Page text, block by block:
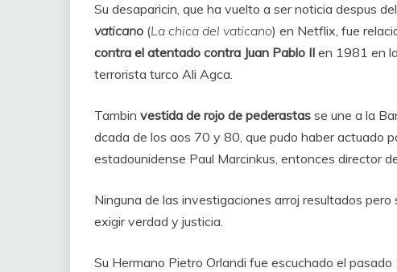
Su desaparicin, que ha vuelto a ser noticia despus del
vaticano (La chica del vaticano) en Netflix, fue
contra el atentado contra Juan Pablo II en 1981 en
terrorista turco Ali Agca.
Tambin vestida de rojo de pederastas se une a la
dcada de los aos 70 y 80, que pudo haber actuado
estadounidense Paul Marcinkus, entonces director
Ninguna de las investigaciones arroj resultados
exigir verdad y justicia.
Su Hermano Pietro Orlandi fue escuchado el